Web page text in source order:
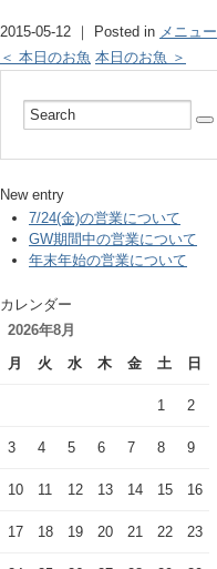
2015-05-12 ｜ Posted in メニュー
＜ 本日のお魚 本日のお魚 ＞
New entry
7/24(金)の営業について
GW期間中の営業について
年末年始の営業について
カレンダー
2026年8月
月
火 水 木 金 土 日
1 2
3 4 5 6 7 8 9
10 11 12 13 14 15 16
17 18 19 20 21 22 23